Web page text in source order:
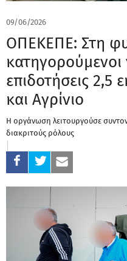
09/06/2026
ΟΠΕΚΕΠΕ: Στη
επιδοτήσεις 2,5
και Αγρίνιο
Η οργάνωση λειτουργούσε
διακριτούς ρόλους